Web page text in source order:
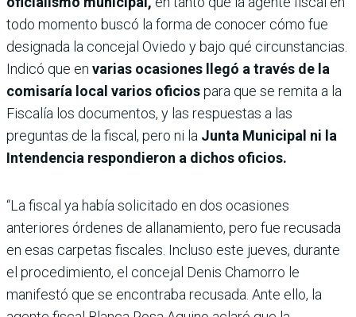
todo momento buscó la forma de conocer cómo fue
designada la concejal Oviedo y bajo qué circunstancias.
Indicó que en varias ocasiones llegó a través de la
comisaría local varios oficiospara que se remita a la
Fiscalía los documentos, y las respuestas a las
preguntas de la fiscal, pero ni la Junta Municipal ni la
Intendencia respondieron a dichos oficios.
“La fiscal ya había solicitado en dos ocasiones
anteriores órdenes de allanamiento, pero fue recusada
en esas carpetas fiscales. Incluso este jueves, durante
el procedimiento, el concejal Denis Chamorro le
manifestó que se encontraba recusada. Ante ello, la